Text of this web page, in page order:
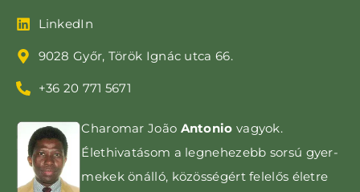
LinkedIn
9028 Győr, Török Ignác utca 66.
+36 20 771 5671
Charomar João Antonio vagyok.
Élethivatásom a leg­nehezebb sorsú gyer­­
mekek önálló, közös­ségért felelős életre